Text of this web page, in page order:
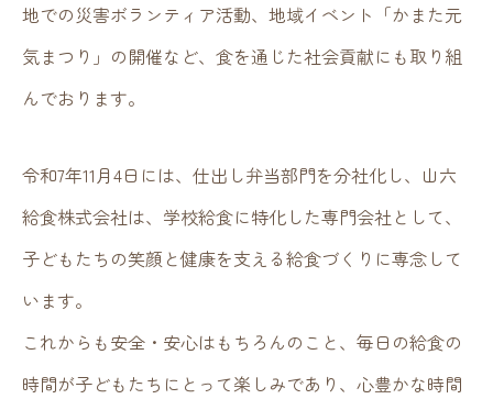
お問い合わせ
旧サイト
地での災害ボランティア活動、地域イベント「かまた元
気まつり」の開催など、食を通じた社会貢献にも取り組
んでおります。
令和7年11月4日には、仕出し弁当部門を分社化し、山六
給食株式会社は、学校給食に特化した専門会社として、
子どもたちの笑顔と健康を支える給食づくりに専念して
います。
これからも安全・安心はもちろんのこと、毎日の給食の
時間が子どもたちにとって楽しみであり、心豊かな時間